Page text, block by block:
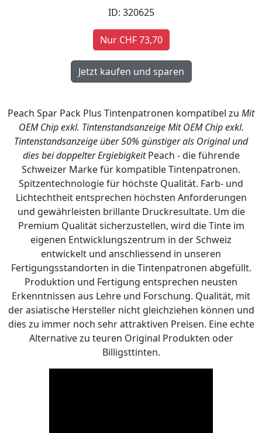
ID: 320625
Nur CHF 73,70
Peach Spar Pack Plus Tintenpatronen kompatibel zu Mit
OEM Chip exkl. Tintenstandsanzeige Mit OEM Chip exkl.
Tintenstandsanzeige über 50% günstiger als Original und
dies bei doppelter ErgiebigkeitPeach - die führende
Schweizer Marke für kompatible Tintenpatronen.
Spitzentechnologie für höchste Qualität. Farb- und
Lichtechtheit entsprechen höchsten Anforderungen
und gewährleisten brillante Druckresultate. Um die
Premium Qualität sicherzustellen, wird die Tinte im
eigenen Entwicklungszentrum in der Schweiz
entwickelt und anschliessend in unseren
Fertigungsstandorten in die Tintenpatronen abgefüllt.
Produktion und Fertigung entsprechen neusten
Erkenntnissen aus Lehre und Forschung. Qualität, mit
der asiatische Hersteller nicht gleichziehen können und
dies zu immer noch sehr attraktiven Preisen. Eine echte
Alternative zu teuren Original Produkten oder
Billigsttinten.